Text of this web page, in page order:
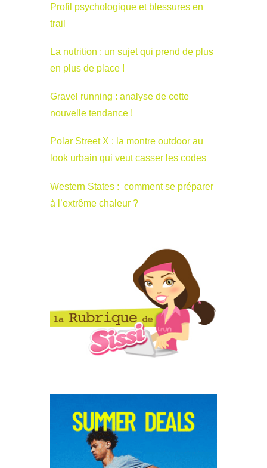
Profil psychologique et blessures en
trail
La nutrition : un sujet qui prend de plus
en plus de place !
Gravel running : analyse de cette
nouvelle tendance !
Polar Street X : la montre outdoor au
look urbain qui veut casser les codes
Western States : comment se préparer
à l’extrême chaleur ?